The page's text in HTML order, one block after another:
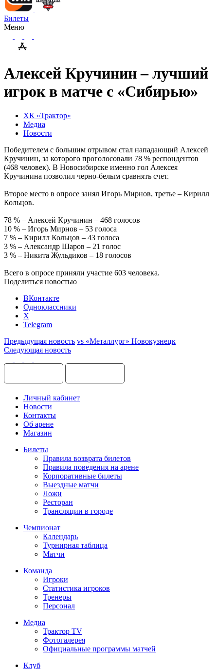
Билеты
Меню
Алексей Кручинин – лучший
игрок в матче с «Сибирью»
ХК «Трактор»
Медиа
Новости
Победителем с большим отрывом стал нападающий Алексей
Кручинин, за которого проголосовали 78 % респондентов
(468 человек). В Новосибирске именно гол Алексея
Кручинина позволил черно-белым сравнять счет.
Второе место в опросе занял Игорь Мирнов, третье – Кирилл
Кольцов.
78 % – Алексей Кручинин – 468 голосов
10 % – Игорь Мирнов – 53 голоса
7 % – Кирилл Кольцов – 43 голоса
3 % – Александр Шаров – 21 голос
3 % – Никита Жульдиков – 18 голосов
Всего в опросе приняли участие 603 человека.
Поделиться новостью
ВКонтакте
Одноклассники
X
Telegram
Предыдущая новость vs «Металлург» Новокузнецк
Следующая новость
Личный кабинет
Новости
Контакты
Об арене
Магазин
Билеты
Правила возврата билетов
Правила поведения на арене
Корпоративные билеты
Выездные матчи
Ложи
Ресторан
Трансляции в городе
Чемпионат
Календарь
Турнирная таблица
Матчи
Команда
Игроки
Статистика игроков
Тренеры
Персонал
Медиа
Трактор TV
Фотогалерея
Официальные программы матчей
Клуб